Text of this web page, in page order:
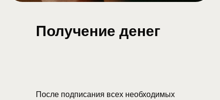
После подписания всех необходимых
Получение денег